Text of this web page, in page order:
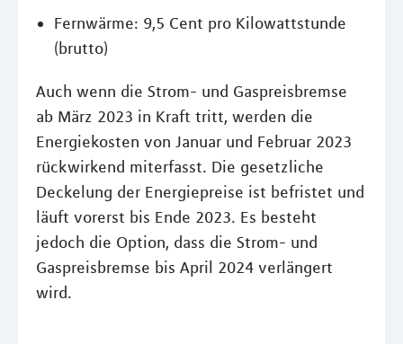
Fernwärme: 9,5 Cent pro Kilowattstunde
(brutto)
Auch wenn die Strom- und Gaspreisbremse
ab März 2023 in Kraft tritt, werden die
Energiekosten von Januar und Februar 2023
rückwirkend miterfasst. Die gesetzliche
Deckelung der Energiepreise ist befristet und
läuft vorerst bis Ende 2023. Es besteht
jedoch die Option, dass die Strom- und
Gaspreisbremse bis April 2024 verlängert
wird.